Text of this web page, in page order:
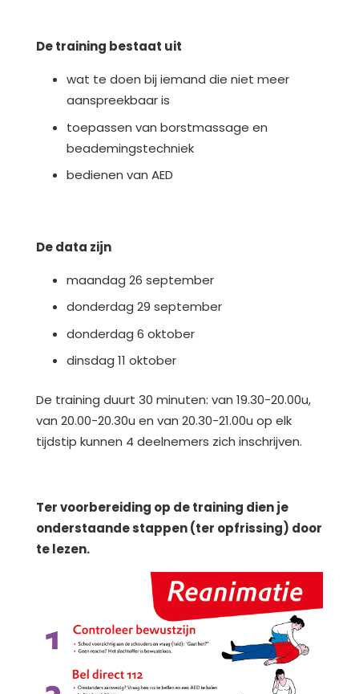
De training bestaat uit
wat te doen bij iemand die niet meer
aanspreekbaar is
toepassen van borstmassage en
beademingstechniek
bedienen van AED
De data zijn
maandag 26 september
donderdag 29 september
donderdag 6 oktober
dinsdag 11 oktober
De training duurt 30 minuten: van 19.30-20.00u,
van 20.00-20.30u en van 20.30-21.00u op elk
tijdstip kunnen 4 deelnemers zich inschrijven.
Ter voorbereiding op de training dien je
onderstaande stappen (ter opfrissing) door
te lezen.